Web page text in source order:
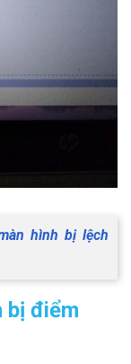
hình bị lệch
bị điểm